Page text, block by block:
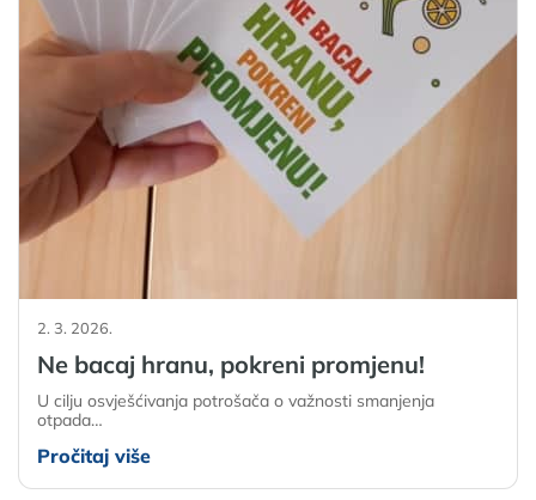
2. 3. 2026.
Ne bacaj hranu, pokreni promjenu!
U cilju osvješćivanja potrošača o važnosti smanjenja
otpada…
Pročitaj više